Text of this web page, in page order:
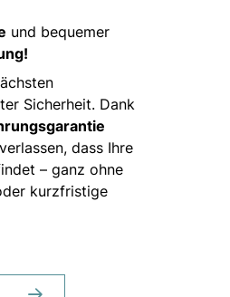
und bequemer
Sicherheit. Dank
dass Ihre
– ganz ohne
kurzfristige